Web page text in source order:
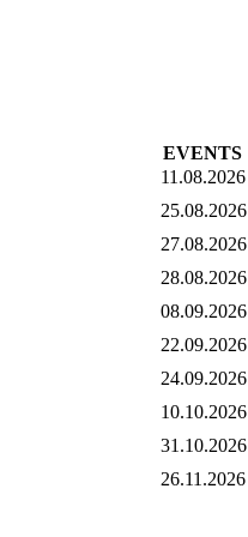
EVENTS
11.08.2026
25.08.2026
27.08.2026
28.08.2026
08.09.2026
22.09.2026
24.09.2026
10.10.2026
31.10.2026
26.11.2026